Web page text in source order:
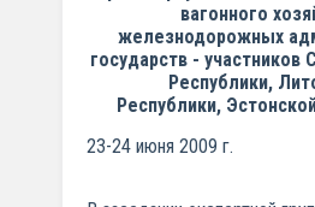
вагонного
железнодорожных
государств - участников
Республики,
Республики,
23-24 июня 2009 г.